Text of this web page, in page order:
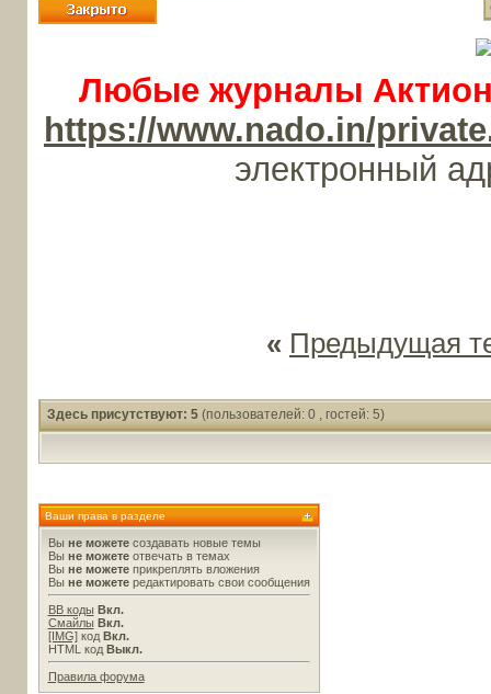
Любые журналы
https://www.nado.in/
электронный
« Предыдущая
Здесь присутствуют: 5 (пользователей: 0 , гостей: 5)
Ваши права в разделе
Вы не можетесоздавать новые темы
Вы не можетеотвечать в темах
Вы не можетеприкреплять вложения
Вы не можетередактировать свои сообщения
BB коды Вкл.
Смайлы Вкл.
[IMG]код Вкл.
HTML код Выкл.
Правила форума